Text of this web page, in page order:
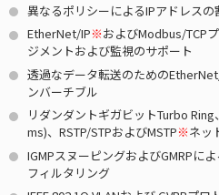
異なるポリシーによるIPアドレス
EtherNet/IP※およびModbus/TCP
ジメントおよび監視のサポート
透過なデータ転送のための
ンバーチブル
リダンダントギガビットTurbo
ms)、RSTP/STPおよびMSTP※ネッ
IGMPスヌーピングおよびGMRPに
フィルタリング